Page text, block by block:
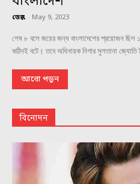
ডেস্ক - May 9, 2023
শেষ ৮ বলে জয়ের জন্য বাংলাদেশের প্রয়োজন ছিল
কঠিনই বটে। তবে অধিনায়ক নিগার সুলতানা জ্যোতি
আরো পড়ুন
বিনোদন